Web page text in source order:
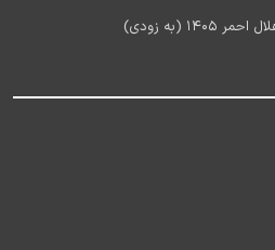
(به زودی)